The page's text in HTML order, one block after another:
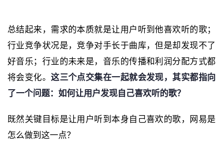
总结起来，需求的本质就是让用户听到他喜欢听的歌；
行业竞争状况是，竞争对手长于曲库，但是却发现不了
好音乐；行业的未来是，音乐的传播和利润分配方式都
将会变化。这三个点交集在一起就会发现，其实都指向
了一个问题：如何让用户发现自己喜欢听的歌？
既然关键目标是让用户听到本身自己喜欢的歌，网易是
怎么做到这一点？